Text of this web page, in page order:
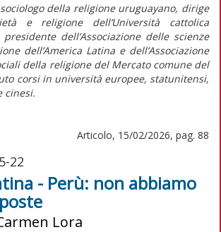
della religione uruguayano, dirige
e religione dell’Università cattolica
presidente dell’Associazione delle scienze
dell’America Latina e dell’Associazione
della religione del Mercato comune del
corsi in università europee, statunitensi,
cinesi.
Articolo, 15/02/2026, pag. 88
22
- Perù: non abbiamo
Lora